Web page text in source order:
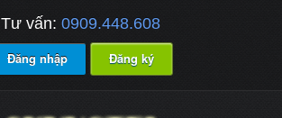
Tư vấn: 0909.448.608
Đăng nhập Đăng ký